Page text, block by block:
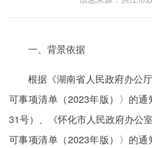
一、背景依据
根据《湖南省人民政府办公
可事项清单（2023年版）〉的通
31号）、《怀化市人民政府办公
可事项清单（2023年版）〉的通